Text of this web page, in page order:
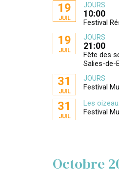
19
JUIL
JOURS
10:00
Festival
19
JUIL
JOURS
21:00
Fête des
Salies-de-
31
JUIL
JOURS
Festival
31
JUIL
Les
Festival
Octobre